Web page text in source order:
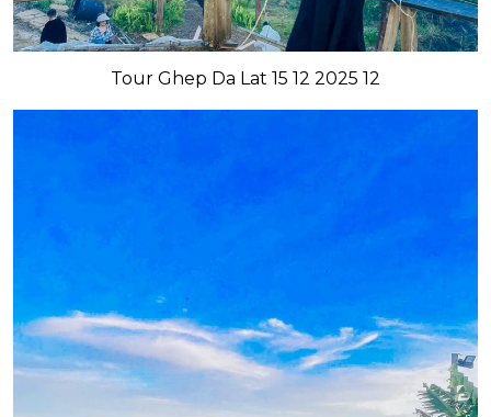
Tour Ghep Da Lat 15 12 2025 12